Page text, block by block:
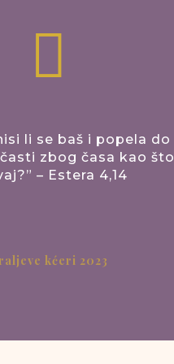

li se baš i popela do
zbog časa kao što
– Estera 4,14
kćeri 2023